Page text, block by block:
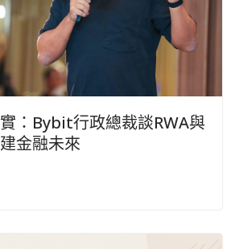
：Bybit行政總裁談RWA與
金融未來